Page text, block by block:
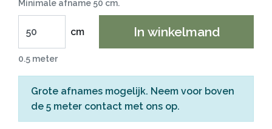
Minimale afname 50 cm.
cm In winkelmand
0.5 meter
Grote afnames mogelijk. Neem voor boven
de 5 meter contact met ons op.